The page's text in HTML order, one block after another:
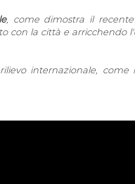
, come dimostra il
con la città e arricchendo
internazionale, come